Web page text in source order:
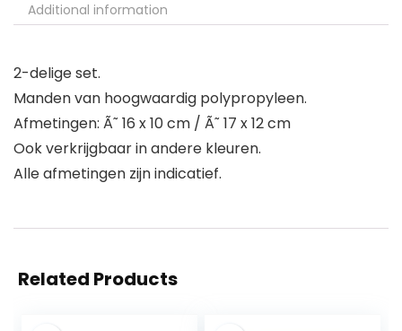
Additional information
2-delige set.
Manden van hoogwaardig polypropyleen.
Afmetingen: Ã˜ 16 x 10 cm / Ã˜ 17 x 12 cm
Ook verkrijgbaar in andere kleuren.
Alle afmetingen zijn indicatief.
Related Products